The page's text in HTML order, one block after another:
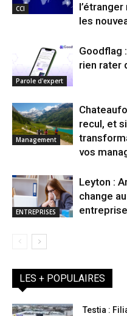
CCI
les
Parole d'expert
Goodflag
rien rater
Management
recul, et
vos
ENTREPRISES
Leyton :
change
LES + POPULAIRES
Testia :